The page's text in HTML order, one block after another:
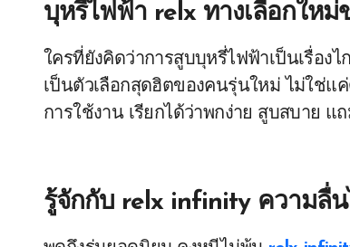
บุหรี่ไฟฟ้า relx ทางเลือกให
ใครที่ยังคิดว่าการสูบบุหรี่ไฟฟ้าเป็นเรื่อง
เป็นตัวเลือกสุดฮิตของคนรุ่นใหม่ ไม่ใช่แ
การใช้งาน เรียกได้ว่าพกง่าย สูบสบาย แ
รู้จักกับ relx infinityความลื่น